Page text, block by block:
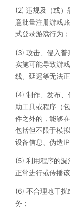
(2) 违规及（或）
意批量注册游戏
式登录游戏行为；
(3) 攻击、侵入普
实施可能导致游
线、延迟等无法
(4) 制作、发布、
助工具或程序（
件之外的，能够
包括但不限于模
设备信息、伪造
(5) 利用程序的漏
正常进行或传播
(6) 不合理地干扰
务；